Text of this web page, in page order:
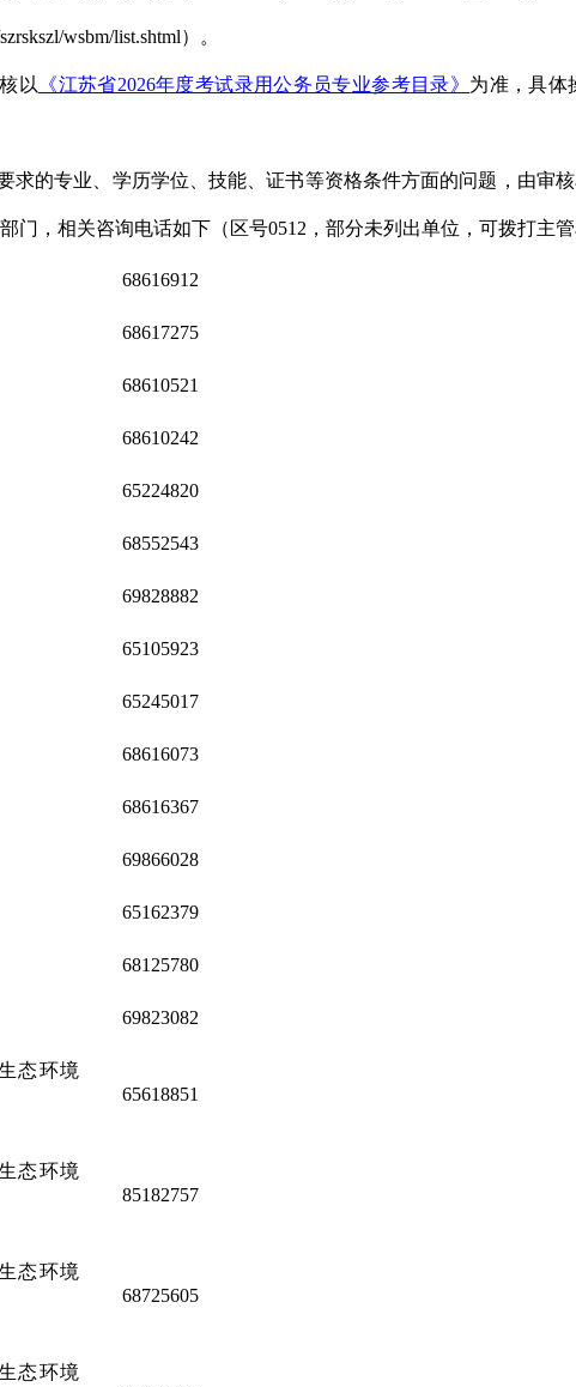
wsbm/list.shtml）。
以 《江苏省2026年度考试录用公务员专业参考目录》 为准，具体
求的专业、学历学位、技能、证书等资格条件方面的问题，由审
门，相关咨询电话如下（区号0512，部分未列出单位，可拨打主管
68616912
68617275
68610521
68610242
65224820
68552543
69828882
65105923
65245017
68616073
68616367
69866028
65162379
68125780
69823082
态环境
65618851
态环境
85182757
态环境
68725605
态环境